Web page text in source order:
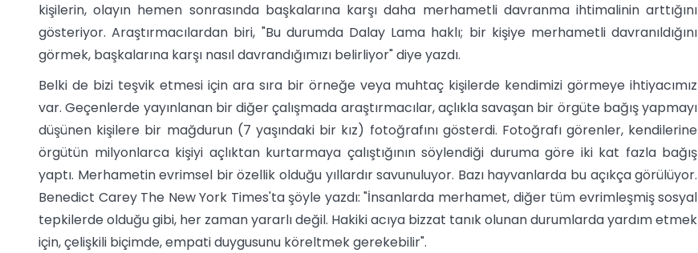
kişilerin, olayın hemen sonrasında başkalarına karşı daha merhametli davranma ihtimalinin arttığını
gösteriyor. Araştırmacılardan biri, "Bu durumda Dalay Lama haklı; bir kişiye merhametli davranıldığını
görmek, başkalarına karşı nasıl davrandığımızı belirliyor" diye yazdı.
Belki de bizi teşvik etmesi için ara sıra bir örneğe veya muhtaç kişilerde kendimizi görmeye ihtiyacımız
var. Geçenlerde yayınlanan bir diğer çalışmada araştırmacılar, açlıkla savaşan bir örgüte bağış yapmayı
düşünen kişilere bir mağdurun (7 yaşındaki bir kız) fotoğrafını gösterdi. Fotoğrafı görenler, kendilerine
örgütün milyonlarca kişiyi açlıktan kurtarmaya çalıştığının söylendiği duruma göre iki kat fazla bağış
yaptı. Merhametin evrimsel bir özellik olduğu yıllardır savunuluyor. Bazı hayvanlarda bu açıkça görülüyor.
Benedict Carey The New York Times'ta şöyle yazdı: "İnsanlarda merhamet, diğer tüm evrimleşmiş sosyal
tepkilerde olduğu gibi, her zaman yararlı değil. Hakiki acıya bizzat tanık olunan durumlarda yardım etmek
için, çelişkili biçimde, empati duygusunu köreltmek gerekebilir".